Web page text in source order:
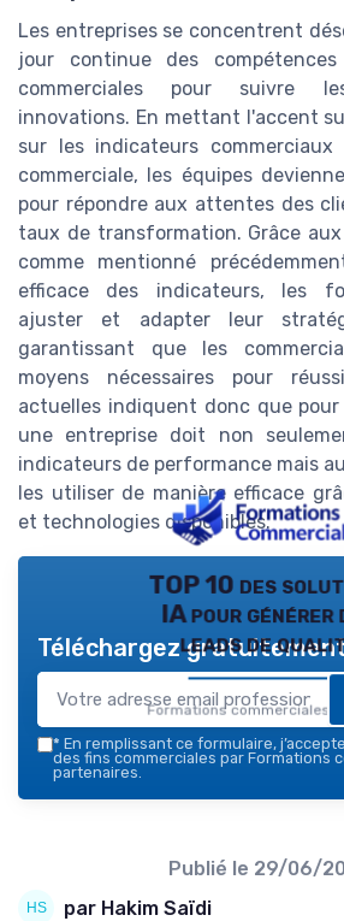
Les entreprises se concentrent
jour continue des
commerciales pour suivre
innovations. En mettant l'accent
sur les indicateurs
commerciale, les équipes
pour répondre aux attentes des
taux de transformation. Grâce
comme mentionné
efficace des indicateurs, les
ajuster et adapter leur
garantissant que les
moyens nécessaires pour
actuelles indiquent donc que
une entreprise doit non
indicateurs de performance mais
les utiliser de manière efficace
et technologies disponibles.
TOP 10 des
IA pour générer
leads de
Formations commerciales
Téléchargez
* En remplissant ce formulaire,
des fins commerciales par Formations
partenaires.
Publié le 29/06/
par Hakim Saïdi